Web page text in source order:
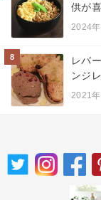
供が
2024
8
レバ
ンジ
2021